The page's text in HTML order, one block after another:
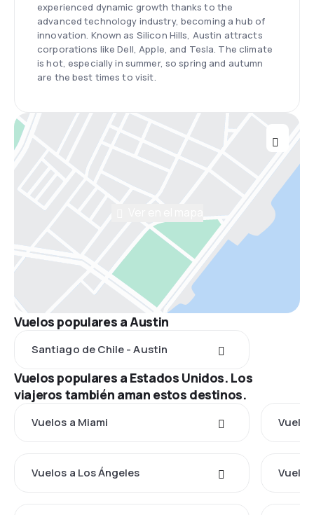
experienced dynamic growth thanks to the
advanced technology industry, becoming a hub of
innovation. Known as Silicon Hills, Austin attracts
corporations like Dell, Apple, and Tesla. The climate
is hot, especially in summer, so spring and autumn
are the best times to visit.
Vuelos populares a Austin
Santiago de Chile - Austin
Vuelos populares a Estados Unidos. Los
viajeros también aman estos destinos.
Vuelos a Miami
Vuelos a Los Ángeles